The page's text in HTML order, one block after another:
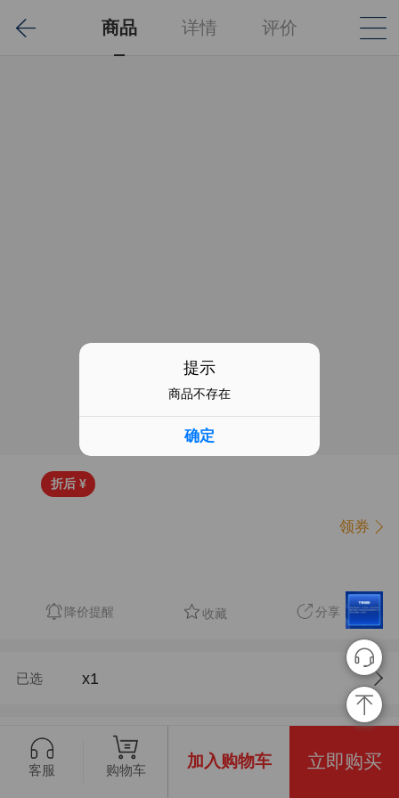
商品 详情 评价
折后 ¥
领券
降价提醒 收藏 分享
已选 x1
客服 购物车 加入购物车 立即购买
提示
商品不存在
确定